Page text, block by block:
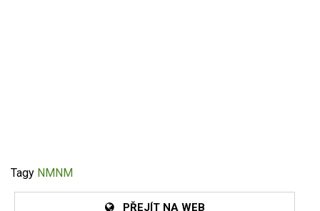
Tagy NMNM
PŘEJÍT NA WEB